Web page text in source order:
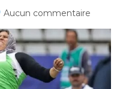
Aucun commentaire